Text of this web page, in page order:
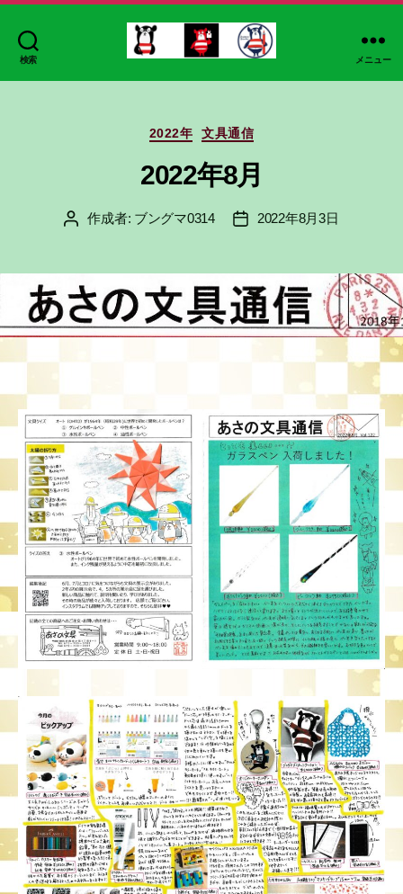
検索
マ
メニュー
カ
テ
ゴ
リ
2022年 文具通信
2022年8月
投
作成者: ブングマ0314
投
2022年8月3日